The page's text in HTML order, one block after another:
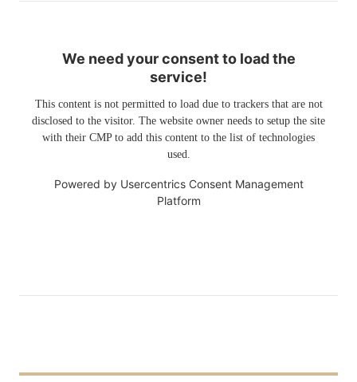
We need your consent to load the
service!
This content is not permitted to load due to trackers that are not
disclosed to the visitor. The website owner needs to setup the site
with their CMP to add this content to the list of technologies
used.
Powered by Usercentrics Consent Management
Platform